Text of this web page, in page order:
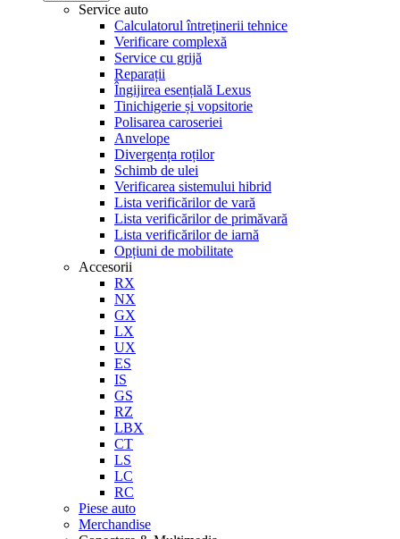
Service auto
Calculatorul întreținerii tehnice
Verificare complexă
Service cu grijă
Reparații
Îngijirea esențială Lexus
Tinichigerie și vopsitorie
Polisarea caroseriei
Anvelope
Divergența roților
Schimb de ulei
Verificarea sistemului hibrid
Lista verificărilor de vară
Lista verificărilor de primăvară
Lista verificărilor de iarnă
Opțiuni de mobilitate
Accesorii
RX
NX
GX
LX
UX
ES
IS
GS
RZ
LBX
CT
LS
LC
RC
Piese auto
Merchandise